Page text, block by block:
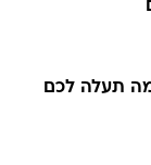
תעלה לכם